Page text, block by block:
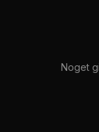
Noget